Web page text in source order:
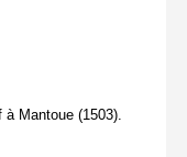
Mantoue (1503).